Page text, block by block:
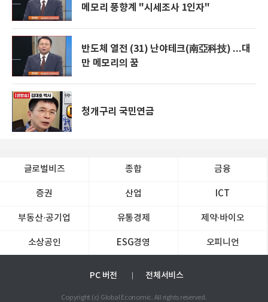
메모리 풍향계 "시세조사 1인자"
반도체 열전 (31) 난야테크(南亞科技) ...대
만 메모리의 꿈
청개구리 국민연금
글로벌비즈 종합 금융
증권 산업 ICT
부동산·공기업 유통경제 제약∙바이오
소상공인 ESG경영 오피니언
PC 버전 전체서비스
Copyright (c) Global Economic. All rights reserved.